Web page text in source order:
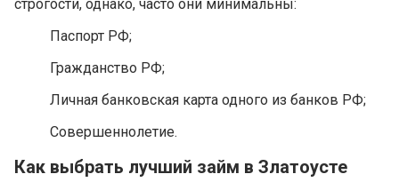
строгости, однако, часто они минимальны:
Паспорт РФ;
Гражданство РФ;
Личная банковская карта одного из банков РФ;
Совершеннолетие.
Как выбрать лучший займ в Златоусте